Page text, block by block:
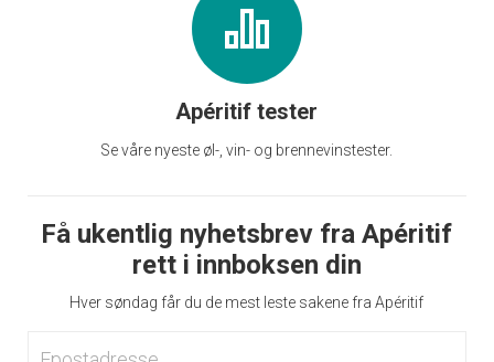
Apéritif tester
Se våre nyeste øl-, vin- og brennevinstester.
Få ukentlig nyhetsbrev fra Apéritif
rett i innboksen din
Hver søndag får du de mest leste sakene fra Apéritif